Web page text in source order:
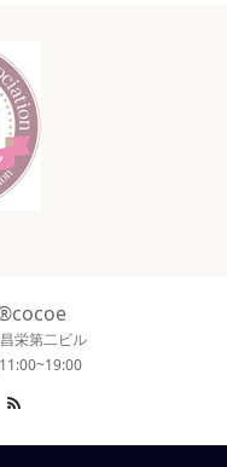
栄第二ビル
Instagram